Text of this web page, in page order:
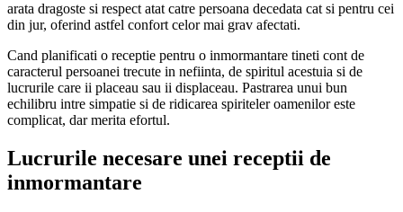
arata dragoste si respect atat catre persoana decedata cat si pentru cei
din jur, oferind astfel confort celor mai grav afectati.
Cand planificati o receptie pentru o inmormantare tineti cont de
caracterul persoanei trecute in nefiinta, de spiritul acestuia si de
lucrurile care ii placeau sau ii displaceau. Pastrarea unui bun
echilibru intre simpatie si de ridicarea spiriteler oamenilor este
complicat, dar merita efortul.
Lucrurile necesare unei receptii de
inmormantare